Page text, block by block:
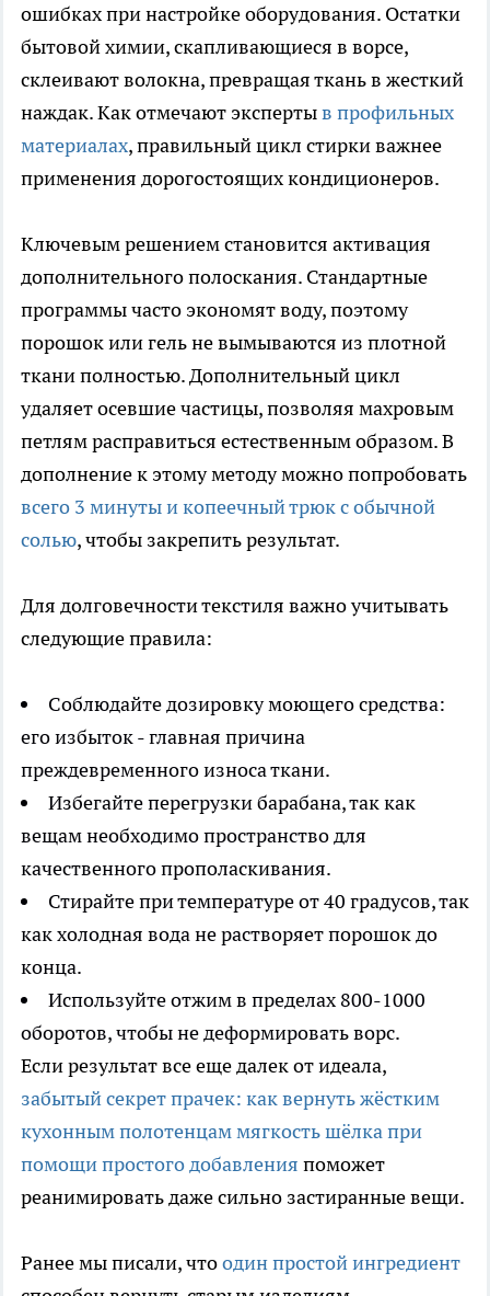
ошибках при настройке оборудования. Остатки
бытовой химии, скапливающиеся в ворсе,
склеивают волокна, превращая ткань в жесткий
наждак. Как отмечают экспертыв профильных
материалах, правильный цикл стирки важнее
применения дорогостоящих кондиционеров.
Ключевым решением становится активация
дополнительного полоскания. Стандартные
программы часто экономят воду, поэтому
порошок или гель не вымываются из плотной
ткани полностью. Дополнительный цикл
удаляет осевшие частицы, позволяя махровым
петлям расправиться естественным образом. В
дополнение к этому методу можно попробовать
всего 3 минуты и копеечный трюк с обычной
солью, чтобы закрепить результат.
Для долговечности текстиля важно учитывать
следующие правила:
Соблюдайте дозировку моющего средства:
его избыток - главная причина
преждевременного износа ткани.
Избегайте перегрузки барабана, так как
вещам необходимо пространство для
качественного прополаскивания.
Стирайте при температуре от 40 градусов, так
как холодная вода не растворяет порошок до
конца.
Используйте отжим в пределах 800-1000
оборотов, чтобы не деформировать ворс.
Если результат все еще далек от идеала,
забытый секрет прачек: как вернуть жёстким
кухонным полотенцам мягкость шёлка при
помощи простого добавления поможет
реанимировать даже сильно застиранные вещи.
Ранее мы писали, чтоодин простой ингредиент